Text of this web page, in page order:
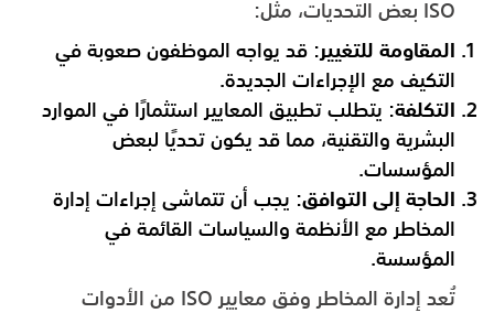
ISO بعض التحديات، مثل:
المقاومة للتغيير: قد يواجه الموظفون صعوبة في
التكيف مع الإجراءات الجديدة.
التكلفة: يتطلب تطبيق المعايير استثمارًا في الموارد
البشرية والتقنية، مما قد يكون تحديًا لبعض
المؤسسات.
الحاجة إلى التوافق: يجب أن تتماشى إجراءات إدارة
المخاطر مع الأنظمة والسياسات القائمة في
المؤسسة.
تُعد إدارة المخاطر وفق معايير ISO من الأدوات